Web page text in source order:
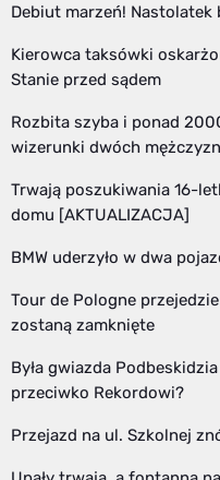
Debiut marzeń!
Kierowca taksówki
Stanie przed sądem
Rozbita szyba i ponad
wizerunki dwóch mężczyzn
Trwają poszukiwania 16-
domu [AKTUALIZACJA]
BMW uderzyło w dwa
Tour de Pologne
zostaną zamknięte
Była gwiazda
przeciwko Rekordowi?
Przejazd na ul. Szkolnej